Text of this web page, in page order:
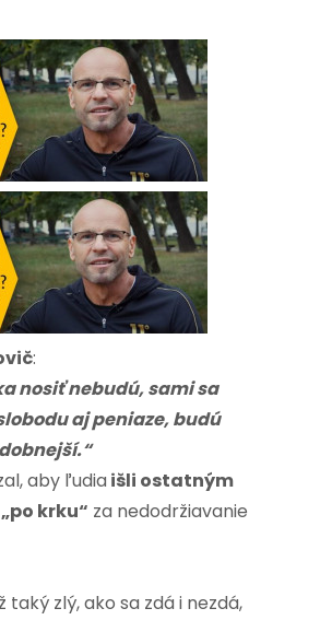
:
nosiť nebudú, sami sa
aj peniaze,budú
aby ľudia išli ostatným
krku“ za nedodržiavanie
taký zlý, ako sa zdá i nezdá,